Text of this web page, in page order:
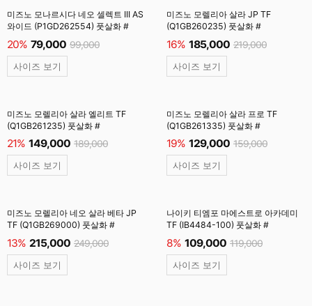
미즈노 모나르시다 네오 셀렉트 III AS
와이드 (P1GD262554) 풋살화 #
20% 79,000 99,000
사이즈 보기
미즈노 모렐리아 살라 JP TF
(Q1GB260235) 풋살화 #
16% 185,000 219,000
사이즈 보기
미즈노 모렐리아 살라 엘리트 TF
(Q1GB261235) 풋살화 #
21% 149,000 189,000
사이즈 보기
미즈노 모렐리아 살라 프로 TF
(Q1GB261335) 풋살화 #
19% 129,000 159,000
사이즈 보기
미즈노 모렐리아 네오 살라 베타 JP
TF (Q1GB269000) 풋살화 #
13% 215,000 249,000
사이즈 보기
나이키 티엠포 마에스트로 아카데미
TF (IB4484-100) 풋살화 #
8% 109,000 119,000
사이즈 보기